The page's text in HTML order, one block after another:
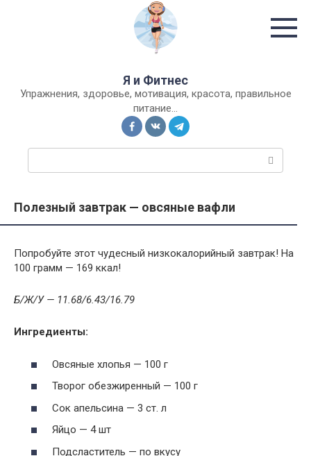
Я и Фитнес
Упражнения, здоровье, мотивация, красота, правильное
питание…
о
к
:
Полезный завтрак — овсяные вафли
Попробуйте этот чудесный низкокалорийный завтрак! На
100 грамм — 169 ккал!
Б/Ж/У — 11.68/6.43/16.79
Ингредиенты:
Овсяные хлопья — 100 г
Творог обезжиренный — 100 г
Сок апельсина — 3 ст. л
Яйцо — 4 шт
Подсластитель — по вкусу